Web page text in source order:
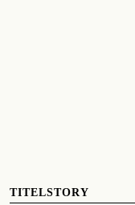
TITELSTORY